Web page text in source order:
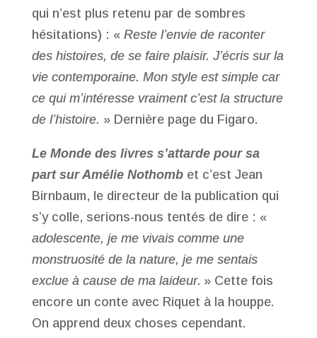
qui n’est plus retenu par de sombres
hésitations) : « Reste l’envie de raconter
des histoires, de se faire plaisir. J’écris sur la
vie contemporaine. Mon style est simple car
ce qui m’intéresse vraiment c’est la structure
de l’histoire. » Dernière page du Figaro.
Le Monde des livres s’attarde pour sa
part sur Amélie Nothombet c’est Jean
Birnbaum, le directeur de la publication qui
s’y colle, serions-nous tentés de dire : «
adolescente, je me vivais comme une
monstruosité de la nature, je me sentais
exclue à cause de ma laideur. » Cette fois
encore un conte avec Riquet à la houppe.
On apprend deux choses cependant.